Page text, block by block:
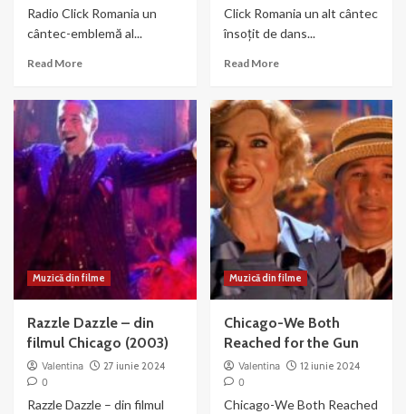
Radio Click Romania un
cântec-emblemă al...
Read MoreRead
Liza
Minnelli
si
Joel
Gray
–
Click Romania un alt cântec
însoțit de dans...
Read MoreRead
Nowadays
–
muzica
si
dans
din
Chicago
Muzică din filme
Razzle Dazzle – din
filmul Chicago (2003)
Valentina
27 iunie 2024
0
Razzle Dazzle – din filmul
Muzică din filme
Chicago-We Both
Reached for the Gun
Valentina
12 iunie 2024
0
Chicago-We Both Reached